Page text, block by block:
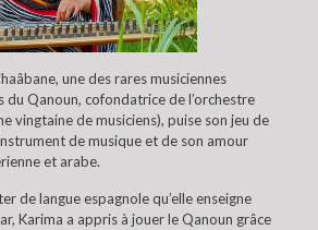
une des rares musiciennes
du Qanoun, cofondatrice de l’orchestre
vingtaine de musiciens), puise son jeu de
de musique et de son amour
et arabe.
de langue espagnole qu’elle enseigne
Karima a appris à jouer le Qanoun grâce